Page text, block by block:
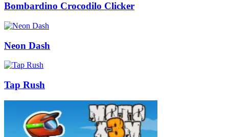
Bombardino Crocodilo Clicker
Neon Dash
Tap Rush